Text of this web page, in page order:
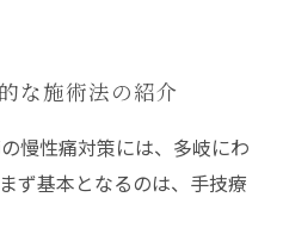
な施術法の紹介
慢性痛対策には、多岐にわ
ず基本となるのは、手技療